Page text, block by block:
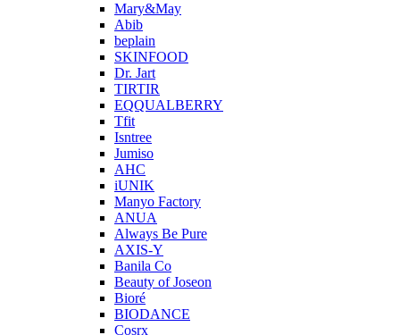
Mary&May
Abib
beplain
SKINFOOD
Dr. Jart
TIRTIR
EQQUALBERRY
Tfit
Isntree
Jumiso
AHC
iUNIK
Manyo Factory
ANUA
Always Be Pure
AXIS-Y
Banila Co
Beauty of Joseon
Bioré
BIODANCE
Cosrx